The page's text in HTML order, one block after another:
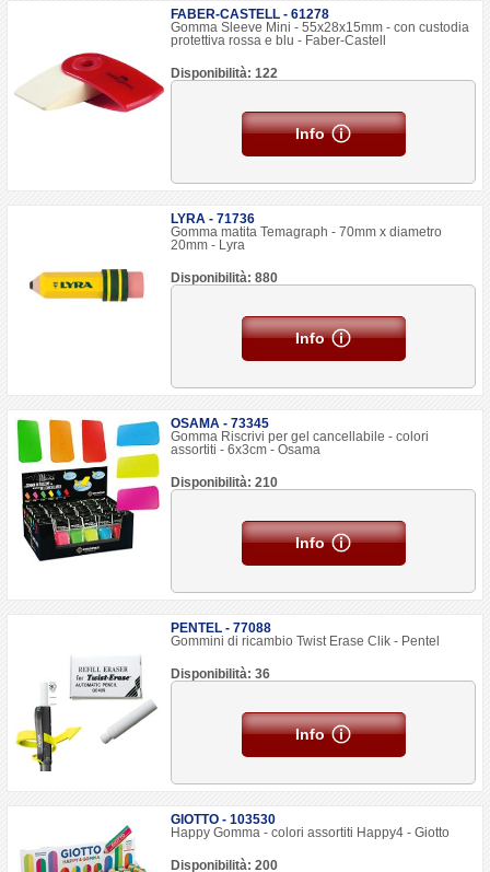
FABER-CASTELL - 61278
Gomma Sleeve Mini - 55x28x15mm - con custodia
protettiva rossa e blu - Faber-Castell
Disponibilità: 122
Info
LYRA - 71736
Gomma matita Temagraph - 70mm x diametro
20mm - Lyra
Disponibilità: 880
Info
OSAMA - 73345
Gomma Riscrivi per gel cancellabile - colori
assortiti - 6x3cm - Osama
Disponibilità: 210
Info
PENTEL - 77088
Gommini di ricambio Twist Erase Clik - Pentel
Disponibilità: 36
Info
GIOTTO - 103530
Happy Gomma - colori assortiti Happy4 - Giotto
Disponibilità: 200